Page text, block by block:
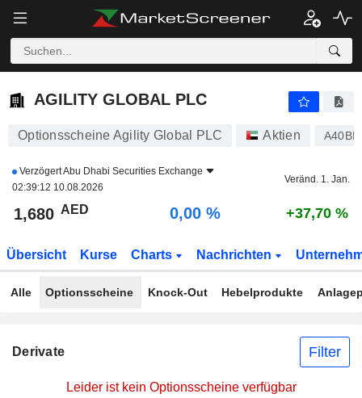
AGILITY GLOBAL PLC
AGILITY GLOBAL PLC
Optionsscheine Agility Global PLC Aktien
VerzögertAbu Dhabi Securities Exchange
02:39:12 10.08.2026
Veränd. 1. Jan.
1,680 AED 0,00 % +37,70 %
Übersicht Kurse Charts Nachrichten
Alle Optionsscheine Knock-Out Hebelprodukte
Derivate Filter
Leider ist kein Optionsscheine verfügbar